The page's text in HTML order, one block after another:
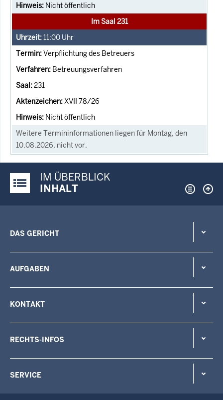
Nicht öffentlich
Im Saal 231
11:00 Uhr
Verpflichtung des Betreuers
Betreuungsverfahren
231
XVII 78/26
Nicht öffentlich
Weitere Termininformationen liegen für Montag, den
10.08.2026, nicht vor.
Justiz-Portal im Überblick:
IM ÜBERBLICK
INHALT
DAS GERICHT
AUFGABEN
KONTAKT
RECHTS-INFOS
SERVICE